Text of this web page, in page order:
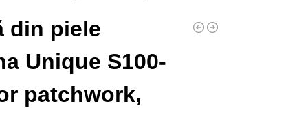
din piele
Unique S100-
patchwork,